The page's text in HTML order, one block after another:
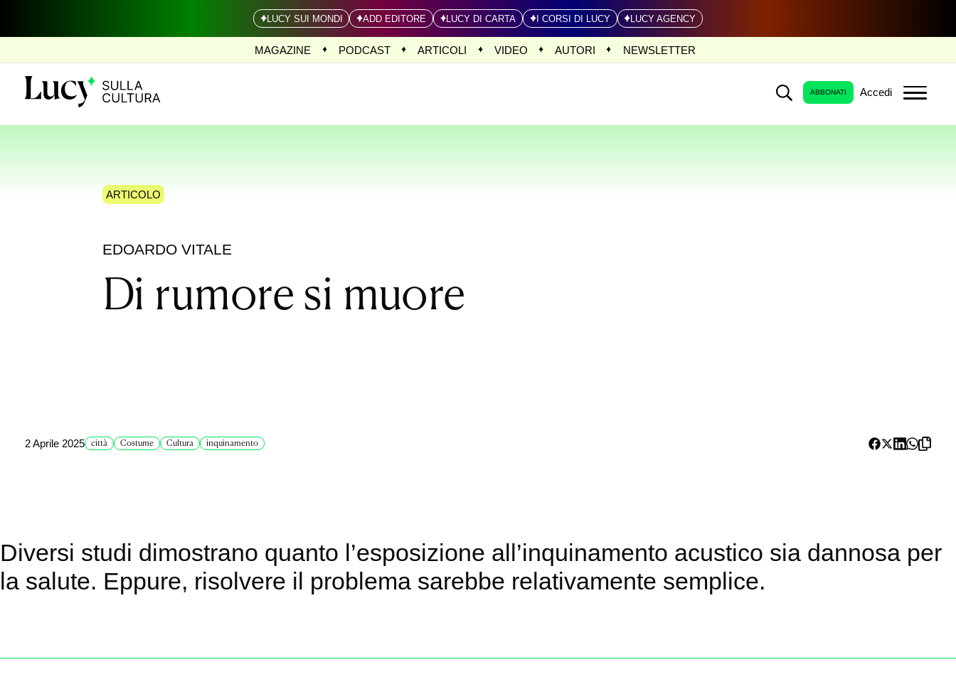
LUCY SUI MONDI ADD EDITORE LUCY DI CARTA I CORSI DI LUCY LUCY AGENCY
MAGAZINE PODCAST ARTICOLI VIDEO AUTORI NEWSLETTER
ABBONATI Accedi
ARTICOLO
EDOARDO VITALE
Di rumore si muore
2 Aprile 2025 città Costume Cultura inquinamento
Diversi studi dimostrano quanto l’esposizione all’inquinamento acustico sia dannosa per
la salute. Eppure, risolvere il problema sarebbe relativamente semplice.